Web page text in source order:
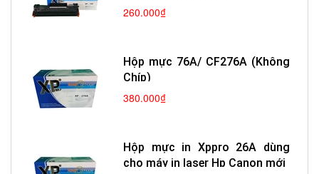
260.000₫
Hộp mực 76A/ CF276A (Không
Chíp)
380.000₫
Hộp mực in Xppro 26A dùng
cho máy in laser Hp Canon mới